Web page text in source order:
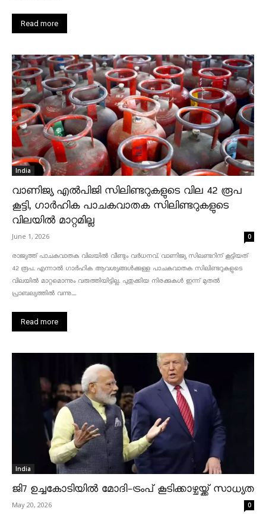
Read more
India
വാണിജ്യ എൽപിജി സിലിണ്ടറുകളുടെ വില 42 രൂപ
കൂട്ടി, ഗാർഹിക പാചകവാതക സിലിണ്ടറുകളുടെ
വിലയിൽ മാറ്റമില്ല
June 1, 2026 0
രാജ്യത്ത് പാചകവാതക വിലയിൽ വീണ്ടും വർധനവ്. വാണിജ്യ സിലണ്ടറിന് കൂട്ടിയത്
42 രൂപ. എന്നാൽ ഗാർഹിക ആവശ്യങ്ങൾക്കുള്ള പാചകവാതക സിലിണ്ടറുകളുടെ
വിലയിൽ മാറ്റമൊന്നും വരുത്തിയിട്ടില്ല. പുതുക്കിയ നിരക്കുകൾ ഇന്ന് മുതൽ
പ്രാബല്യത്തിൽ വന്നു....
Read more
India
ജി7 ഉച്ചകോടിയിൽ മോദി-ട്രംപ് കൂടിക്കാഴ്ചയ്ക്ക് സാധ്യത
May 20, 2026 0